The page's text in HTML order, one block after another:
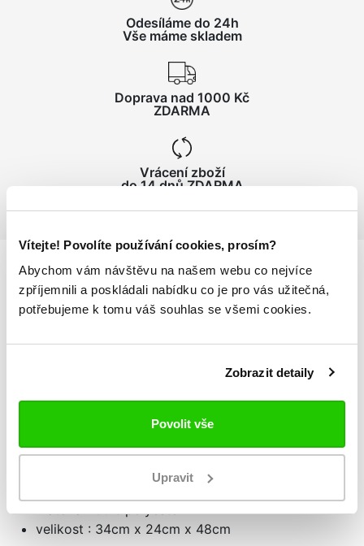
Vítejte! Povolíte používání cookies, prosím?
Abychom vám návštěvu na našem webu co nejvíce
zpříjemnili a poskládali nabídku co je pro vás užitečná,
potřebujeme k tomu váš souhlas se všemi cookies.
Zobrazit detaily
Povolit vše
Upravit
Odesíláme do 24h
Vše máme skladem
Doprava nad 1000 Kč
ZDARMA
Vrácení zboží
do 14 dnů ZDARMA
Podrobnostio produktu
Batoh KAPPA4SOCCER BACKPACK
stylový batoh v moderním designu
nastavitelné ramenní popruhy
praktické držadlo pro přenášení v jedné ruce
bílé logo Kappa na bocích a tištěný nápis z přední
materiál:100% polyester
velikost : 34cm x 24cm x 48cm